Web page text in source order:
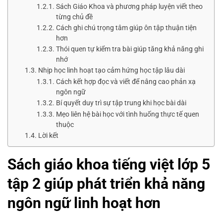
Sách Giáo Khoa và phương pháp luyện viết theo
từng chủ đề
Cách ghi chú trọng tâm giúp ôn tập thuận tiện
hơn
Thói quen tự kiểm tra bài giúp tăng khả năng ghi
nhớ
Nhịp học linh hoạt tạo cảm hứng học tập lâu dài
Cách kết hợp đọc và viết để nâng cao phản xạ
ngôn ngữ
Bí quyết duy trì sự tập trung khi học bài dài
Mẹo liên hệ bài học với tình huống thực tế quen
thuộc
Lời kết
Sách giáo khoa tiếng việt lớp 5
tập 2 giúp phát triển khả năng
ngôn ngữ linh hoạt hơn